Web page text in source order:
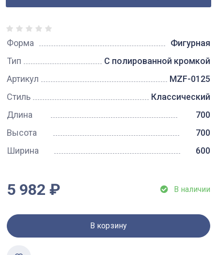
Форма
Фигурная
Тип
С полированной кромкой
Артикул
MZF-0125
Стиль
Классический
Длина
700
Высота
700
Ширина
600
5 982 ₽ В наличии
В корзину